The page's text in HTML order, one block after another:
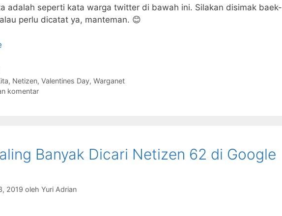
adalah seperti kata warga twitter di bawah ini. Silakan disimak baek-
perlu dicatat ya, manteman. 😊
, Netizen, Valentines Day, Warganet
komentar
Banyak Dicari Netizen 62 di Google
2019 oleh Yuri Adrian